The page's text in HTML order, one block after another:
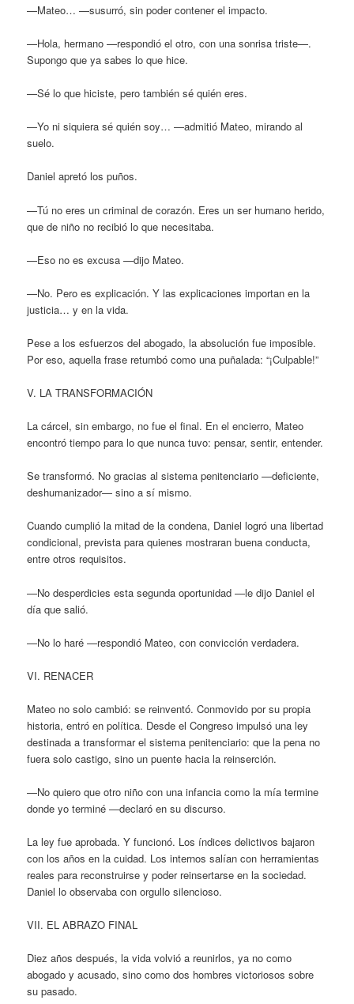
—Mateo… —susurró, sin poder contener el impacto.
—Hola, hermano —respondió el otro, con una sonrisa triste—.
Supongo que ya sabes lo que hice.
—Sé lo que hiciste, pero también sé quién eres.
—Yo ni siquiera sé quién soy… —admitió Mateo, mirando al
suelo.
Daniel apretó los puños.
—Tú no eres un criminal de corazón. Eres un ser humano herido,
que de niño no recibió lo que necesitaba.
—Eso no es excusa —dijo Mateo.
—No. Pero es explicación. Y las explicaciones importan en la
justicia… y en la vida.
Pese a los esfuerzos del abogado, la absolución fue imposible.
Por eso, aquella frase retumbó como una puñalada: “¡Culpable!”
V. LA TRANSFORMACIÓN
La cárcel, sin embargo, no fue el final. En el encierro, Mateo
encontró tiempo para lo que nunca tuvo: pensar, sentir, entender.
Se transformó. No gracias al sistema penitenciario —deficiente,
deshumanizador— sino a sí mismo.
Cuando cumplió la mitad de la condena, Daniel logró una libertad
condicional, prevista para quienes mostraran buena conducta,
entre otros requisitos.
—No desperdicies esta segunda oportunidad —le dijo Daniel el
día que salió.
—No lo haré —respondió Mateo, con convicción verdadera.
VI. RENACER
Mateo no solo cambió: se reinventó. Conmovido por su propia
historia, entró en política. Desde el Congreso impulsó una ley
destinada a transformar el sistema penitenciario: que la pena no
fuera solo castigo, sino un puente hacia la reinserción.
—No quiero que otro niño con una infancia como la mía termine
donde yo terminé —declaró en su discurso.
La ley fue aprobada. Y funcionó. Los índices delictivos bajaron
con los años en la cuidad. Los internos salían con herramientas
reales para reconstruirse y poder reinsertarse en la sociedad.
Daniel lo observaba con orgullo silencioso.
VII. EL ABRAZO FINAL
Diez años después, la vida volvió a reunirlos, ya no como
abogado y acusado, sino como dos hombres victoriosos sobre
su pasado.